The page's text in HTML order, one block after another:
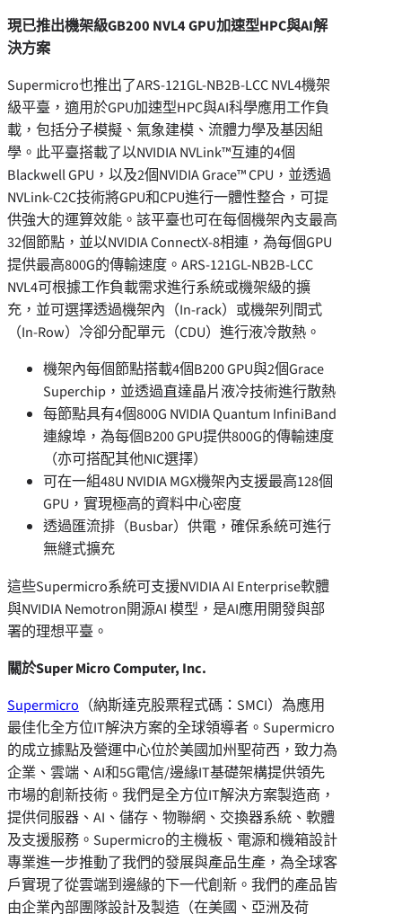
現已推出機架級GB200 NVL4 GPU加速型HPC與AI解
決方案
Supermicro也推出了ARS-121GL-NB2B-LCC NVL4機架
級平臺，適用於GPU加速型HPC與AI科學應用工作負
載，包括分子模擬、氣象建模、流體力學及基因組
學。此平臺搭載了以NVIDIA NVLink™互連的4個
Blackwell GPU，以及2個NVIDIA Grace™ CPU，並透過
NVLink-C2C技術將GPU和CPU進行一體性整合，可提
供強大的運算效能。該平臺也可在每個機架內支最高
32個節點，並以NVIDIA ConnectX-8相連，為每個GPU
提供最高800G的傳輸速度。ARS-121GL-NB2B-LCC
NVL4可根據工作負載需求進行系統或機架級的擴
充，並可選擇透過機架內（In-rack）或機架列間式
（In-Row）冷卻分配單元（CDU）進行液冷散熱。
機架內每個節點搭載4個B200 GPU與2個Grace
Superchip，並透過直達晶片液冷技術進行散熱
每節點具有4個800G NVIDIA Quantum InfiniBand
連線埠，為每個B200 GPU提供800G的傳輸速度
（亦可搭配其他NIC選擇）
可在一組48U NVIDIA MGX機架內支援最高128個
GPU，實現極高的資料中心密度
透過匯流排（Busbar）供電，確保系統可進行
無縫式擴充
這些Supermicro系統可支援NVIDIA AI Enterprise軟體
與NVIDIA Nemotron開源AI 模型，是AI應用開發與部
署的理想平臺。
關於Super Micro Computer, Inc.
Supermicro （納斯達克股票程式碼：SMCI）為應用
最佳化全方位IT解決方案的全球領導者。Supermicro
的成立據點及營運中心位於美國加州聖荷西，致力為
企業、雲端、AI和5G電信/邊緣IT基礎架構提供領先
市場的創新技術。我們是全方位IT解決方案製造商，
提供伺服器、AI、儲存、物聯網、交換器系統、軟體
及支援服務。Supermicro的主機板、電源和機箱設計
專業進一步推動了我們的發展與產品生產，為全球客
戶實現了從雲端到邊緣的下一代創新。我們的產品皆
由企業內部團隊設計及製造（在美國、亞洲及荷